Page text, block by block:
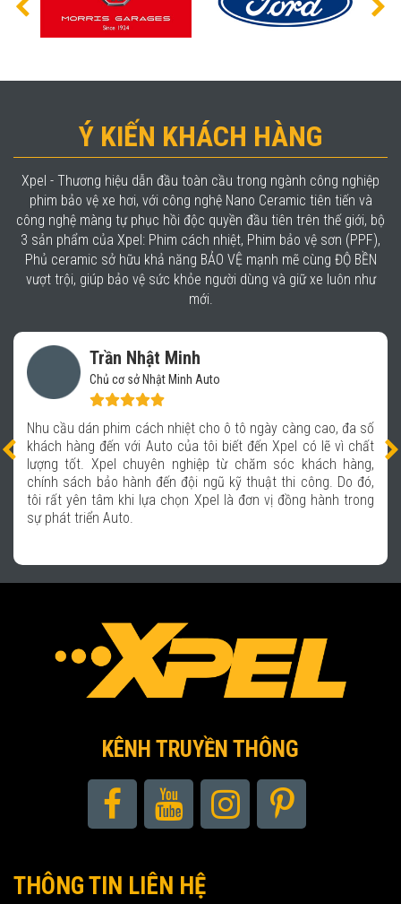
Ý KIẾN KHÁCH HÀNG
Xpel - Thương hiệu dẫn đầu toàn cầu trong ngành công nghiệp
phim bảo vệ xe hơi, với công nghệ Nano Ceramic tiên tiến và
công nghệ màng tự phục hồi độc quyền đầu tiên trên thế giới, bộ
3 sản phẩm của Xpel: Phim cách nhiệt, Phim bảo vệ sơn (PPF),
Phủ ceramic sở hữu khả năng BẢO VỆ mạnh mẽ cùng ĐỘ BỀN
vượt trội, giúp bảo vệ sức khỏe người dùng và giữ xe luôn như
mới.
Auto
cho ô tô ngày càng cao, đa số
tôi biết đến Xpel có lẽ vì chất
từ chăm sóc khách hàng,
ngũ kỹ thuật thi công. Do đó,
Xpel là đơn vị đồng hành trong
Tôi rất hài lòng với chất
nhìn tốt, giảm lóa tốt cả
cản sóng điện thoại, thẻ
những chuyến công tác
KÊNH TRUYỀN THÔNG
THÔNG TIN LIÊN HỆ